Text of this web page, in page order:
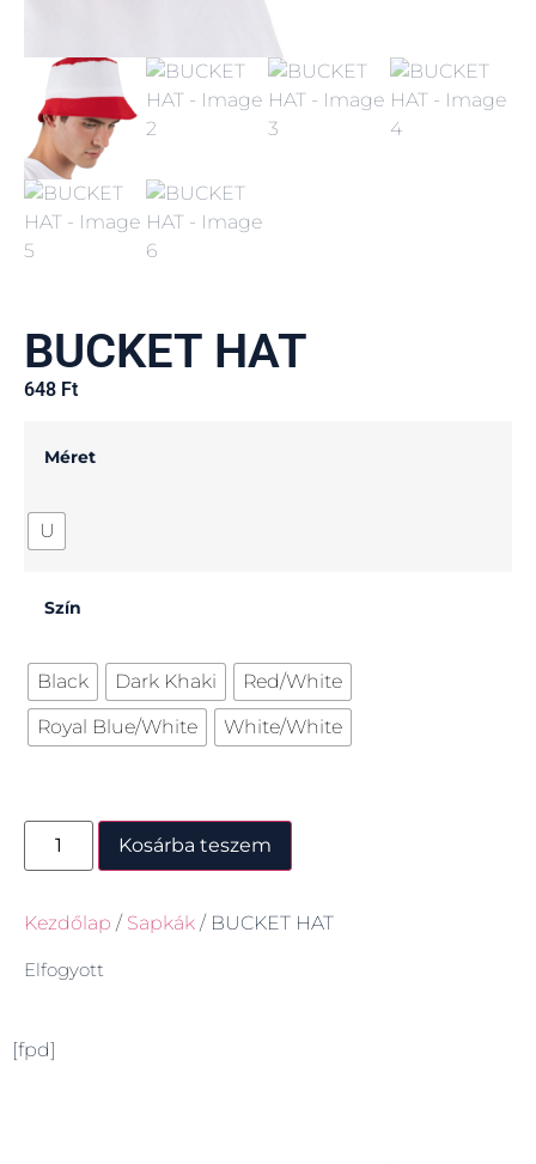
BUCKET HAT
648 Ft
Méret
U
Szín
Black Dark Khaki
Red/White
Royal Blue/White
White/White
Kosárba teszem
Kezdőlap / Sapkák / BUCKET HAT
Elfogyott
[fpd]